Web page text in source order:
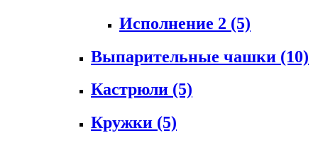
Исполнение 2 (5)
Выпарительные чашки (10)
Кастрюли (5)
Кружки (5)